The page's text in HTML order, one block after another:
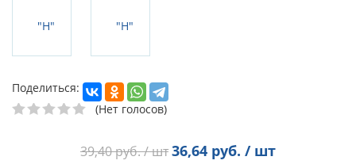
Поделиться:
(Нет голосов)
39,40руб. / шт36,64 руб. / шт